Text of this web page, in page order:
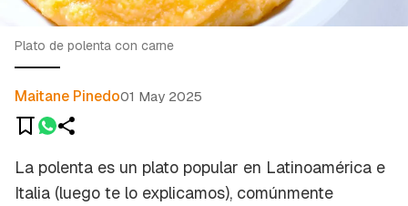
Plato de polenta con carne
Maitane Pinedo01 May 2025
La polenta es un plato popular en Latinoamérica e
Italia (luego te lo explicamos), comúnmente